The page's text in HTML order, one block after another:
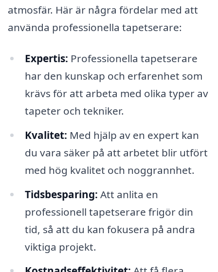
atmosfär. Här är några fördelar med att
använda professionella tapetserare:
Expertis: Professionella tapetserare
har den kunskap och erfarenhet som
krävs för att arbeta med olika typer av
tapeter och tekniker.
Kvalitet: Med hjälp av en expert kan
du vara säker på att arbetet blir utfört
med hög kvalitet och noggrannhet.
Tidsbesparing: Att anlita en
professionell tapetserare frigör din
tid, så att du kan fokusera på andra
viktiga projekt.